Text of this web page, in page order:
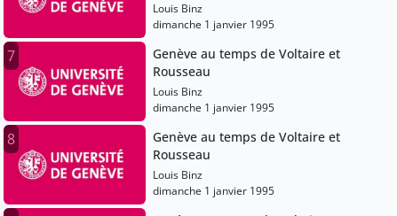
Louis Binz
dimanche 1 janvier 1995
7
Genève au temps de Voltaire et
Rousseau
Louis Binz
dimanche 1 janvier 1995
8
Genève au temps de Voltaire et
Rousseau
Louis Binz
dimanche 1 janvier 1995